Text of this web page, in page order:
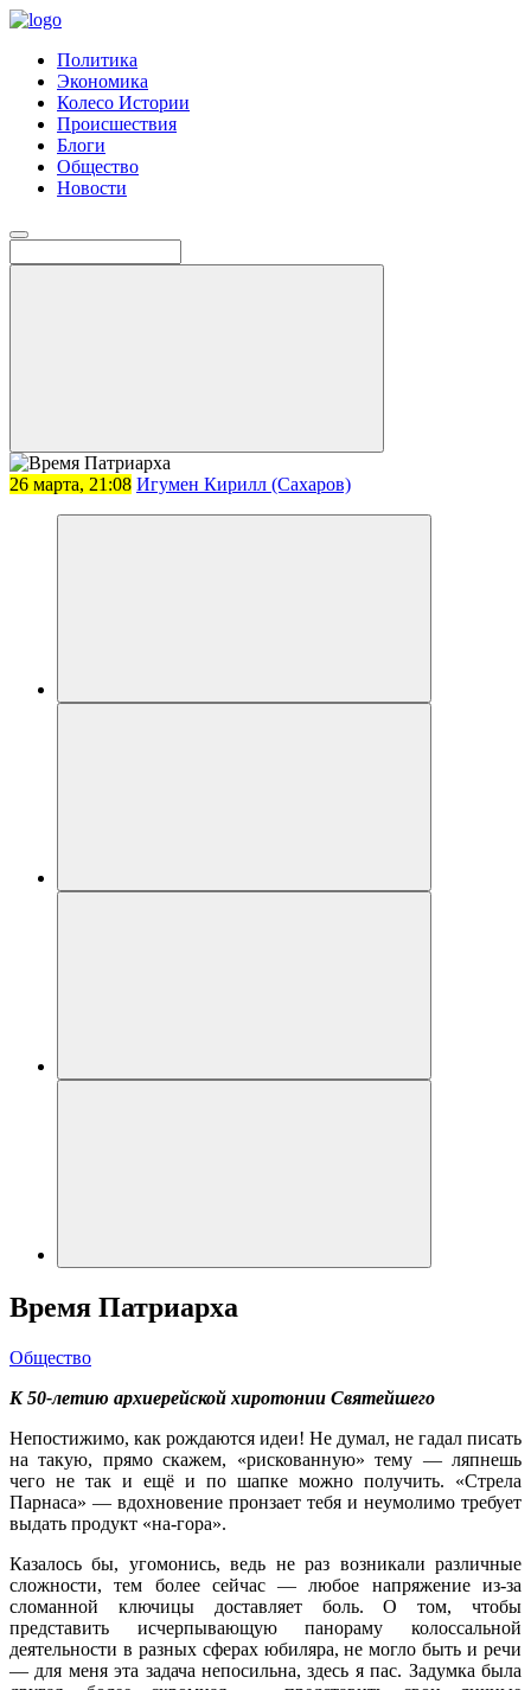
Политика
Экономика
Колесо Истории
Происшествия
Блоги
Общество
Новости
26 марта, 21:08 Игумен Кирилл (Сахаров)
Время Патриарха
Общество
К 50-летию архиерейской хиротонии Святейшего
Непостижимо, как рождаются идеи! Не думал, не гадал писать
на такую, прямо скажем, «рискованную» тему — ляпнешь
чего не так и ещё и по шапке можно получить. «Стрела
Парнаса» — вдохновение пронзает тебя и неумолимо требует
выдать продукт «на-гора».
Казалось бы, угомонись, ведь не раз возникали различные
сложности, тем более сейчас — любое напряжение из-за
сломанной ключицы доставляет боль. О том, чтобы
представить исчерпывающую панораму колоссальной
деятельности в разных сферах юбиляра, не могло быть и речи
— для меня эта задача непосильна, здесь я пас. Задумка была